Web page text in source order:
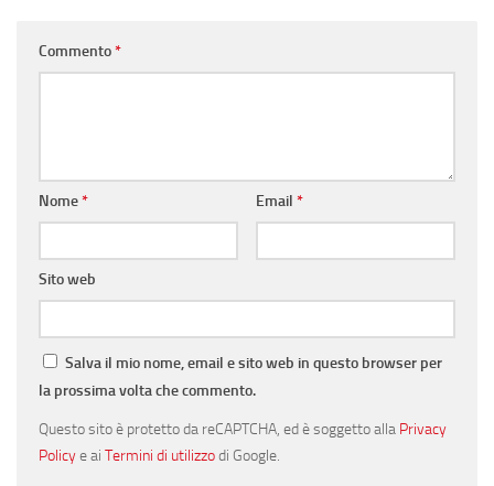
Commento*
Nome* Email *
Sito web
Salva il mio nome, email e sito web in questo browser per
la prossima volta che commento.
Questo sito è protetto da reCAPTCHA, ed è soggetto alla Privacy
Policye ai Termini di utilizzodi Google.